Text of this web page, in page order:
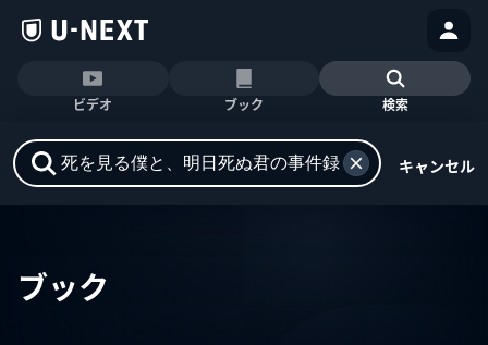
ビデオ ブック 検索
キャンセル
ブック